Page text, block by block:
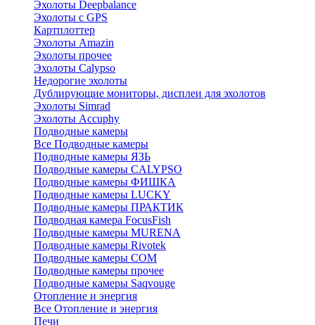
Эхолоты Deepbalance
Эхолоты с GPS
Картплоттер
Эхолоты Amazin
Эхолоты прочее
Эхолоты Calypso
Недорогие эхолоты
Дублирующие мониторы, дисплеи для эхолотов
Эхолоты Simrad
Эхолоты Accuphy
Подводные камеры
Все Подводные камеры
Подводные камеры ЯЗЬ
Подводные камеры CALYPSO
Подводные камеры ФИШКА
Подводные камеры LUCKY
Подводные камеры ПРАКТИК
Подводная камера FocusFish
Подводные камеры MURENA
Подводные камеры Rivotek
Подводные камеры СОМ
Подводные камеры прочее
Подводные камеры Saqvouge
Отопление и энергия
Все Отопление и энергия
Печи